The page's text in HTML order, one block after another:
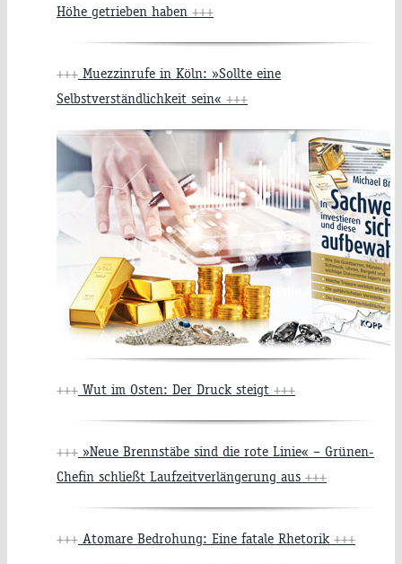
Höhe getrieben haben +++
+++ Muezzinrufe in Köln: »Sollte eine
Selbstverständlichkeit sein« +++
+++ Wut im Osten: Der Druck steigt +++
+++ »Neue Brennstäbe sind die rote Linie« – Grünen-
Chefin schließt Laufzeitverlängerung aus +++
+++ Atomare Bedrohung: Eine fatale Rhetorik +++